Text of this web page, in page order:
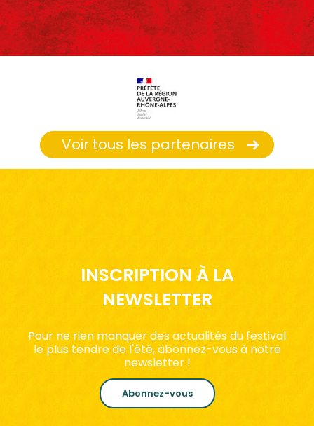
Voir tous les partenaires
INSCRIPTION À LA
NEWSLETTER
Pour ne rien manquer des actualités du festival
le plus tendre de l'été, abonnez-vous à notre
newsletter !
Abonnez-vous